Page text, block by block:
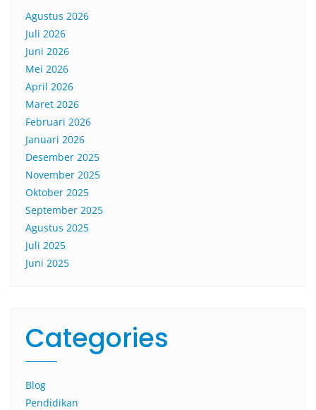
Agustus 2026
Juli 2026
Juni 2026
Mei 2026
April 2026
Maret 2026
Februari 2026
Januari 2026
Desember 2025
November 2025
Oktober 2025
September 2025
Agustus 2025
Juli 2025
Juni 2025
Categories
Blog
Pendidikan